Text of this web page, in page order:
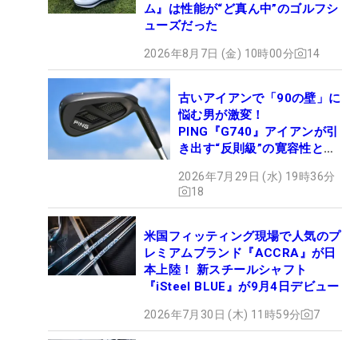
ム』は性能が“ど真ん中”のゴルフシ
ューズだった
2026年8月7日 (金) 10時00分 14
古いアイアンで「90の壁」に
悩む男が激変！
PING『G740』アイアンが引
き出す“反則級”の寛容性と飛
2026年7月29日 (水) 19時36分
18
米国フィッティング現場で人気のプ
レミアムブランド『ACCRA』が日
本上陸！ 新スチールシャフト
『iSteel BLUE』が9月4日デビュー
2026年7月30日 (木) 11時59分 7